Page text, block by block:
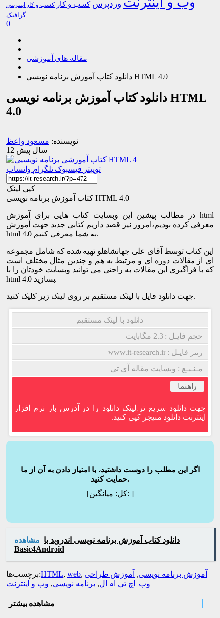
وردپرس کسب و کار کسب و کار اینترنتی
گرافیک
0
مقاله های آموزشی
دانلود کتاب آموزش برنامه نویسی HTML 4.0
دانلود کتاب آموزش برنامه نویسی HTML
4.0
نویسنده: مسعود واعظ
12 سال پیش
توییتر فیسبوک تلگرام واتساپ
کپی لینک
کتاب آموزش برنامه نویسی HTML 4.0
در مطالب پیشین این وبسایت کتاب هایی برای آموزش html
معرفی کرده بودیم،امروز نیز قصد داریم کتابی جدید جهت آموزش
html 4.0 به شما معرفی کنیم.
این کتاب توسط آقای علی جهانشاهلو تهیه شده که شامل مجموعه
ای از مقالات دوره ای و مرتبط به هم و چندین مثال مختلف است
که با فراگیری این مقالات به راحتی می توانید وبسایت خودتان را با
html 4.0 بسازید.
جهت دانلود فایل با لینک مستقیم بر روی لینک زیر کلیک کنید.
دانلود با لینک مستقیم
حجم فایـل : 2.3 مگابایت
رمز فایـل : www.it-research.ir
مـنـبـع : وبسایت مقاله آی تی
راهنما
جهت دانلود سریع تر،لینک دانلود را در آدرس بار نرم افزار
اینترنت دانلود منیجر کپی کنید.
اگر این مطلب را دوست داشتید، با امتیاز دادن به آن از ما
حمایت کنید.
[کل:میانگین: ]
مشاهده دانلود کتاب آموزش برنامه نویسی اندروید با
Basic4Android
برچسب‌ها:HTML, web, آموزش برنامه نویسی, آموزش طراحی
وب, اچ تی ام ال, برنامه نویسی, وب و اینترنت
مشاهده بیشتر